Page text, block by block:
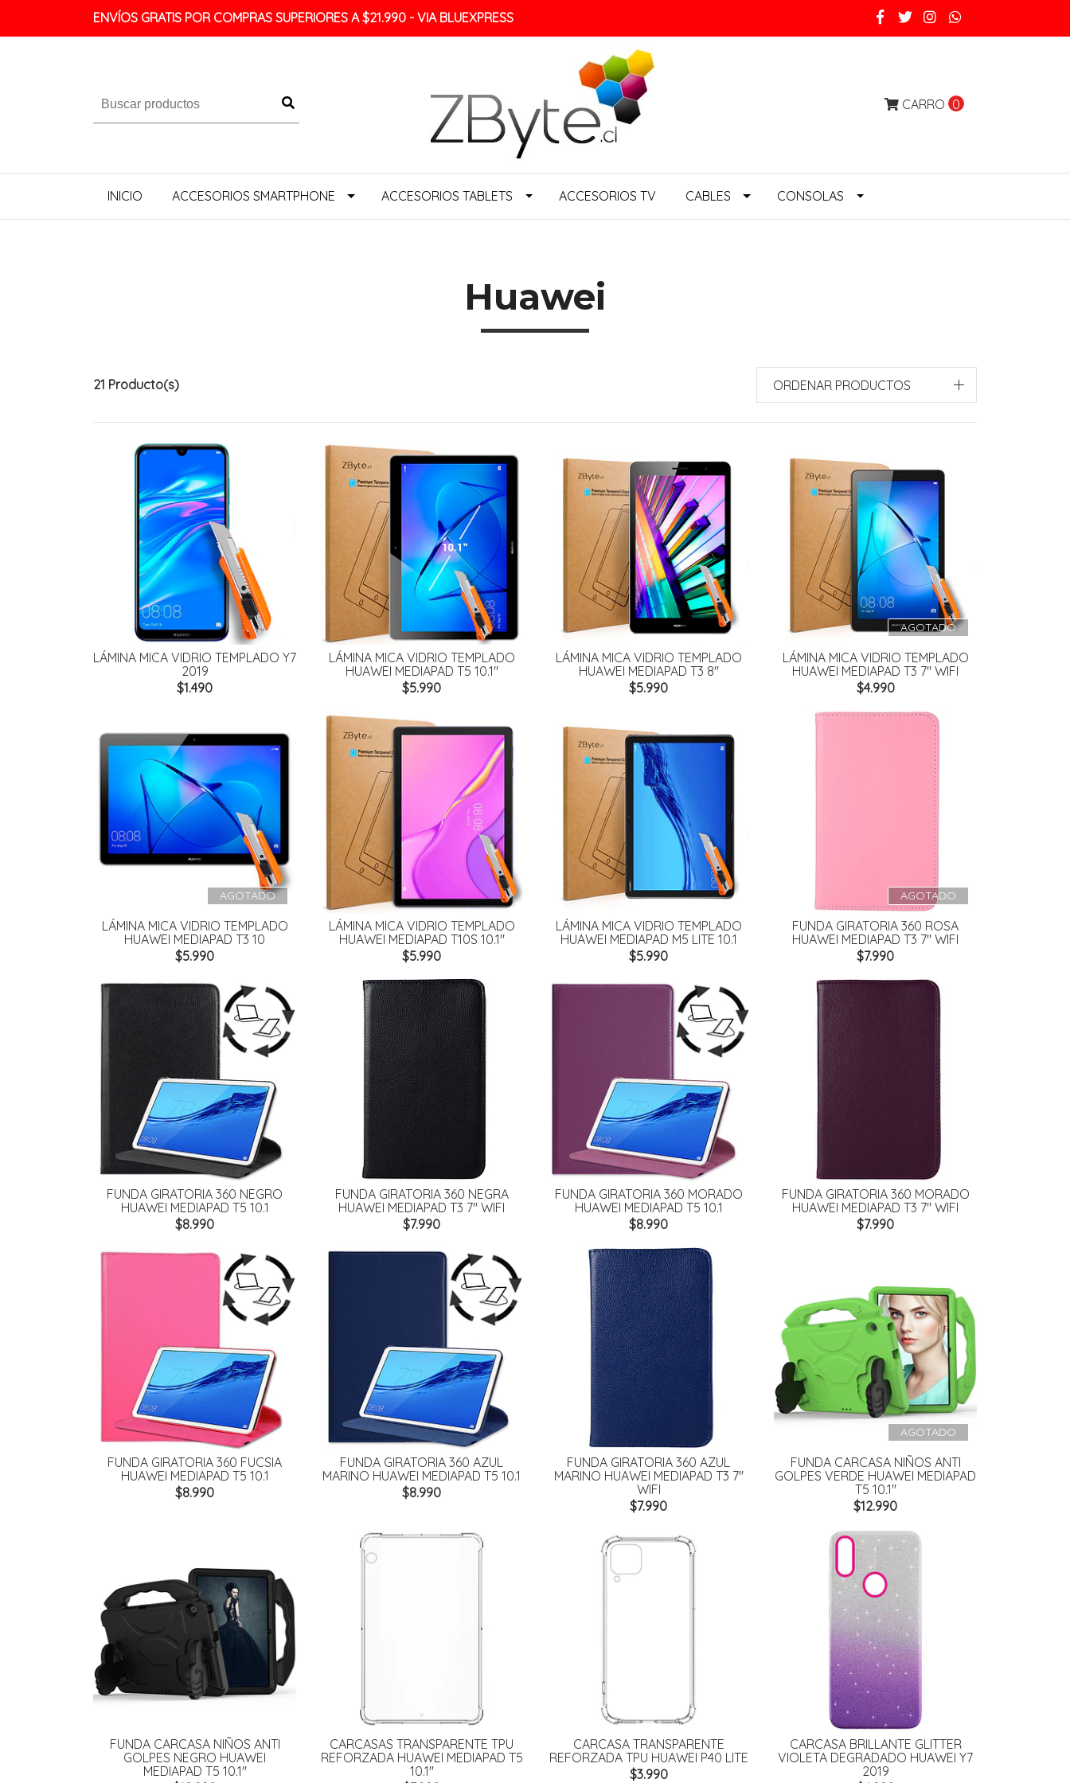
ENVÍOS GRATIS POR COMPRAS SUPERIORES A $21.990 - VIA BLUEXPRESS
CARRO 0
INICIO ACCESORIOS SMARTPHONE ACCESORIOS TABLETS ACCESORIOS TV CABLES CONSOLAS
Huawei
21 Producto(s) ORDENAR PRODUCTOS
LÁMINA MICA VIDRIO TEMPLADO Y7
2019
$1.490
LÁMINA MICA VIDRIO TEMPLADO
HUAWEI MEDIAPAD T5 10.1"
$5.990
LÁMINA MICA VIDRIO TEMPLADO
HUAWEI MEDIAPAD T3 8"
$5.990
AGOTADO
LÁMINA MICA VIDRIO TEMPLADO
HUAWEI MEDIAPAD T3 7" WIFI
$4.990
AGOTADO
LÁMINA MICA VIDRIO TEMPLADO
HUAWEI MEDIAPAD T3 10
$5.990
LÁMINA MICA VIDRIO TEMPLADO
HUAWEI MEDIAPAD T10S 10.1"
$5.990
LÁMINA MICA VIDRIO TEMPLADO
HUAWEI MEDIAPAD M5 LITE 10.1
$5.990
AGOTADO
FUNDA GIRATORIA 360 ROSA
HUAWEI MEDIAPAD T3 7" WIFI
$7.990
FUNDA GIRATORIA 360 NEGRO
HUAWEI MEDIAPAD T5 10.1
$8.990
FUNDA GIRATORIA 360 NEGRA
HUAWEI MEDIAPAD T3 7" WIFI
$7.990
FUNDA GIRATORIA 360 MORADO
HUAWEI MEDIAPAD T5 10.1
$8.990
FUNDA GIRATORIA 360 MORADO
HUAWEI MEDIAPAD T3 7" WIFI
$7.990
FUNDA GIRATORIA 360 FUCSIA
HUAWEI MEDIAPAD T5 10.1
$8.990
FUNDA GIRATORIA 360 AZUL
MARINO HUAWEI MEDIAPAD T5 10.1
$8.990
FUNDA GIRATORIA 360 AZUL
MARINO HUAWEI MEDIAPAD T3 7"
WIFI
$7.990
AGOTADO
FUNDA CARCASA NIÑOS ANTI
GOLPES VERDE HUAWEI MEDIAPAD
T5 10.1"
$12.990
FUNDA CARCASA NIÑOS ANTI
GOLPES NEGRO HUAWEI
MEDIAPAD T5 10.1"
CARCASAS TRANSPARENTE TPU
REFORZADA HUAWEI MEDIAPAD T5
10.1"
CARCASA TRANSPARENTE
REFORZADA TPU HUAWEI P40 LITE
$3.990
CARCASA BRILLANTE GLITTER
VIOLETA DEGRADADO HUAWEI Y7
2019